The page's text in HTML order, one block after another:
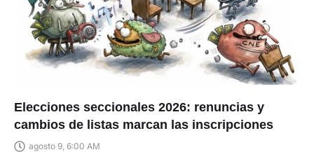
Elecciones seccionales 2026: renuncias y
cambios de listas marcan las inscripciones
agosto 9, 6:00 AM